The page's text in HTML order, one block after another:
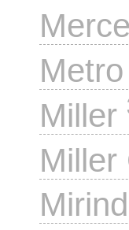
Metro
Miller
Miller